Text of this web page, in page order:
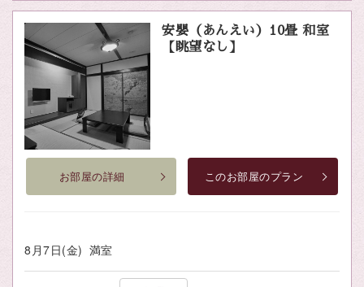
安嬰（あんえい）10畳 和室
【眺望なし】
お部屋の詳細 このお部屋のプラン
8月7日(金) 満室